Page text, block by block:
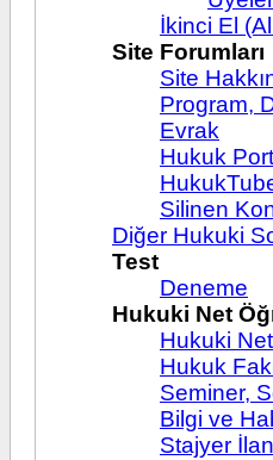
İkinci El
Site Forumları
Site
Program,
Evrak
Hukuk
Silinen
Diğer Hukuki
Test
Deneme
Hukuki Net
Hukuki
Hukuk
Seminer,
Bilgi ve
Stajyer